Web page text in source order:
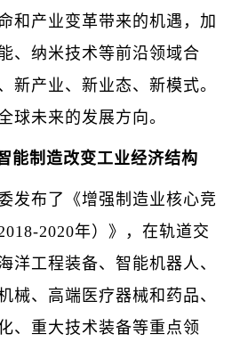
和产业变革带来的机遇，加
、纳米技术等前沿领域合
新产业、新业态、新模式。
球未来的发展方向。
能制造改变工业经济结构
发布了《增强制造业核心竞
2020年）》，在轨道交
洋工程装备、智能机器人、
械、高端医疗器械和药品、
、重大技术装备等重点领